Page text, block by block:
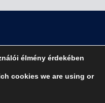
tájékoztató|
élmény érdekében
cookies we are using or